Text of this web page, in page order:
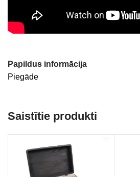
Papildus informācija
Piegāde
Saistītie produkti